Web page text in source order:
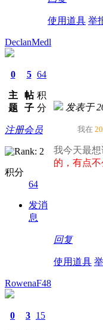
使用道具 举
DeclanMedl
0
主
题
5
帖
子
64
积
分
注册会员
积分
64
发消
息
发表于
我在
我今天最想
的，有点不
回复
使用道具
RowenaF48
0 3 15